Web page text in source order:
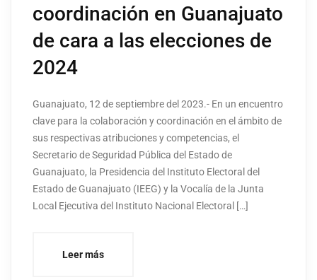
coordinación en Guanajuato
de cara a las elecciones de
2024
Guanajuato, 12 de septiembre del 2023.- En un encuentro
clave para la colaboración y coordinación en el ámbito de
sus respectivas atribuciones y competencias, el
Secretario de Seguridad Pública del Estado de
Guanajuato, la Presidencia del Instituto Electoral del
Estado de Guanajuato (IEEG) y la Vocalía de la Junta
Local Ejecutiva del Instituto Nacional Electoral […]
Leer más